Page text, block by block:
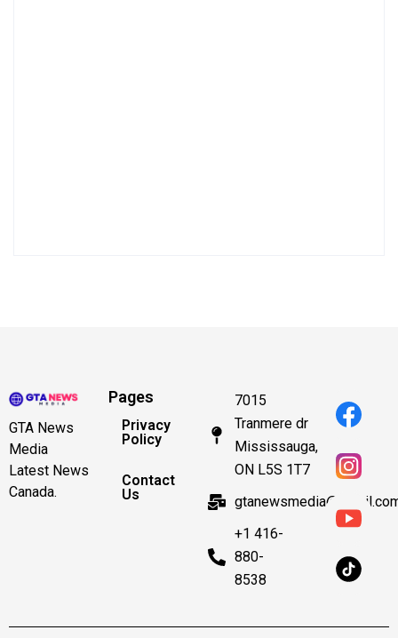
GTA News
Media
Latest News
Canada.
Pages
Privacy
Policy
Contact
Us
7015
Tranmere dr
Mississauga,
ON L5S 1T7
+1 416-
880-
8538